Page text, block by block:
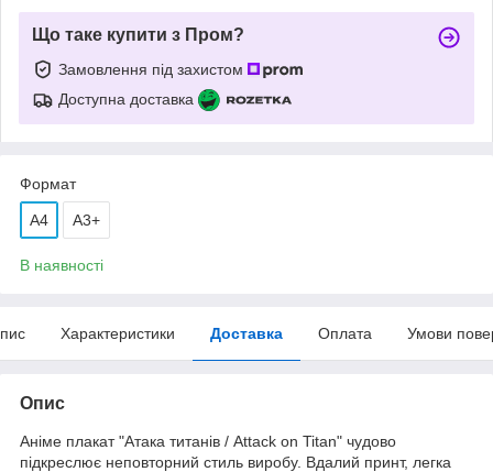
Що таке купити з Пром?
Замовлення під захистом
Доступна доставка
Формат
A4 А3+
В наявності
Характеристики Доставка Оплата Умови
Опис
Аніме плакат "Атака титанів / Attack on Titan" чудово
підкреслює неповторний стиль виробу. Вдалий принт, легка